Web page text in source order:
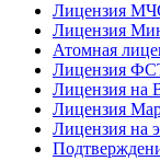
Лицензия
Лицензия
Атомная
Лицензия
Лицензия на
Лицензия
Лицензия на